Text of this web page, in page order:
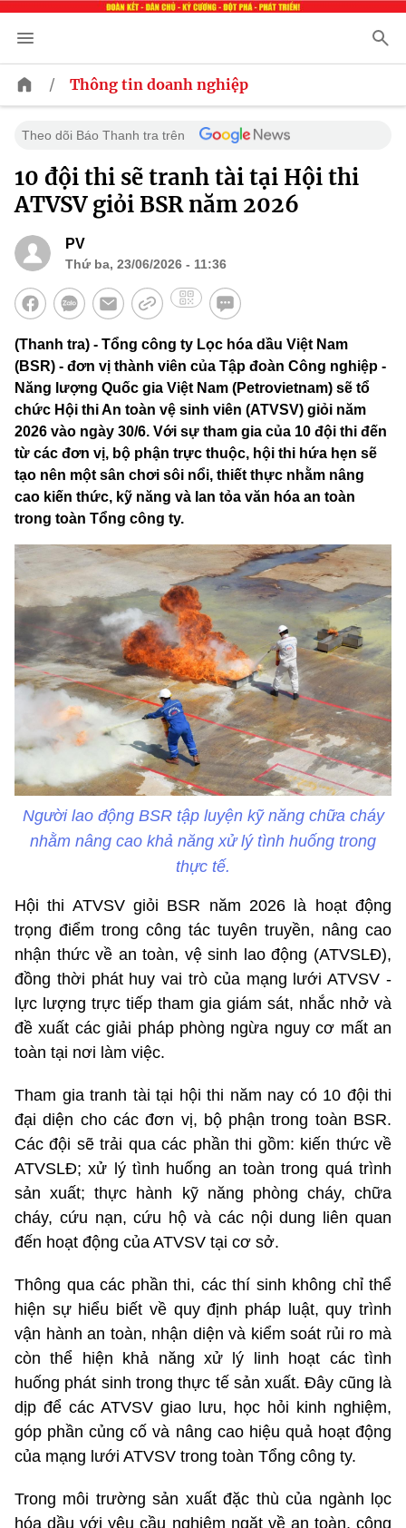
/ Thông tin doanh nghiệp
Theo dõi Báo Thanh tra trên
10 đội thi sẽ tranh tài tại Hội thi
ATVSV giỏi BSR năm 2026
PV
Thứ ba, 23/06/2026 - 11:36
(Thanh tra) - Tổng công ty Lọc hóa dầu Việt Nam
(BSR) - đơn vị thành viên của Tập đoàn Công nghiệp -
Năng lượng Quốc gia Việt Nam (Petrovietnam) sẽ tổ
chức Hội thi An toàn vệ sinh viên (ATVSV) giỏi năm
2026 vào ngày 30/6. Với sự tham gia của 10 đội thi đến
từ các đơn vị, bộ phận trực thuộc, hội thi hứa hẹn sẽ
tạo nên một sân chơi sôi nổi, thiết thực nhằm nâng
cao kiến thức, kỹ năng và lan tỏa văn hóa an toàn
trong toàn Tổng công ty.
Người lao động BSR tập luyện kỹ năng chữa cháy
nhằm nâng cao khả năng xử lý tình huống trong
thực tế.
Hội thi ATVSV giỏi BSR năm 2026 là hoạt động
trọng điểm trong công tác tuyên truyền, nâng cao
nhận thức về an toàn, vệ sinh lao động (ATVSLĐ),
đồng thời phát huy vai trò của mạng lưới ATVSV -
lực lượng trực tiếp tham gia giám sát, nhắc nhở và
đề xuất các giải pháp phòng ngừa nguy cơ mất an
toàn tại nơi làm việc.
Tham gia tranh tài tại hội thi năm nay có 10 đội thi
đại diện cho các đơn vị, bộ phận trong toàn BSR.
Các đội sẽ trải qua các phần thi gồm: kiến thức về
ATVSLĐ; xử lý tình huống an toàn trong quá trình
sản xuất; thực hành kỹ năng phòng cháy, chữa
cháy, cứu nạn, cứu hộ và các nội dung liên quan
đến hoạt động của ATVSV tại cơ sở.
Thông qua các phần thi, các thí sinh không chỉ thể
hiện sự hiểu biết về quy định pháp luật, quy trình
vận hành an toàn, nhận diện và kiểm soát rủi ro mà
còn thể hiện khả năng xử lý linh hoạt các tình
huống phát sinh trong thực tế sản xuất. Đây cũng là
dịp để các ATVSV giao lưu, học hỏi kinh nghiệm,
góp phần củng cố và nâng cao hiệu quả hoạt động
của mạng lưới ATVSV trong toàn Tổng công ty.
Trong môi trường sản xuất đặc thù của ngành lọc
hóa dầu với yêu cầu nghiêm ngặt về an toàn, công